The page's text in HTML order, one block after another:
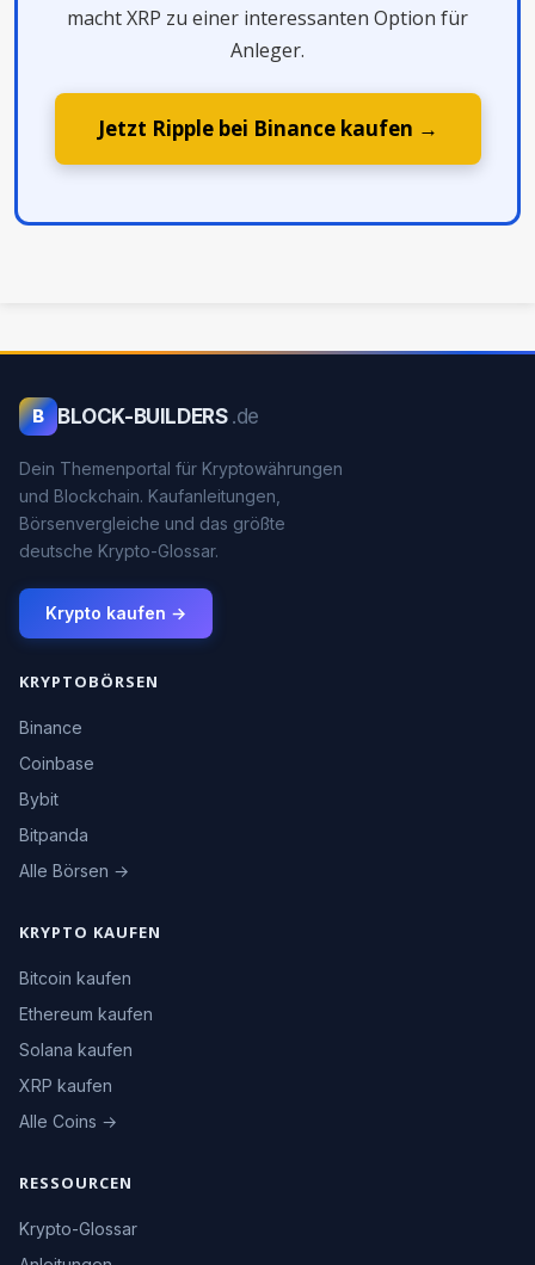
macht XRP zu einer interessanten Option für
Anleger.
Jetzt Ripple bei Binance kaufen →
B BLOCK-BUILDERS .de
Dein Themenportal für Kryptowährungen
und Blockchain. Kaufanleitungen,
Börsenvergleiche und das größte
deutsche Krypto-Glossar.
Krypto kaufen →
KRYPTOBÖRSEN
Binance
Coinbase
Bybit
Bitpanda
Alle Börsen →
KRYPTO KAUFEN
Bitcoin kaufen
Ethereum kaufen
Solana kaufen
XRP kaufen
Alle Coins →
RESSOURCEN
Krypto-Glossar